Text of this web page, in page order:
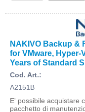
NAKIVO Backup &
for VMware,
Years of Standard
Cod. Art.:
A2151B
E' possibile acquistare
pacchetto di